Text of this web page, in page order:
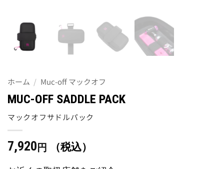
ホーム / Muc-off マックオフ
MUC-OFF SADDLE PACK
マックオフサドルパック
7,920 円 （税込）